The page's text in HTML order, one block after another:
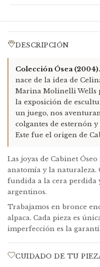
cambio o reembolso.
Devoluciones:Idealmente
recibida la pieza. En
cubrimos nosotras. En
reenvío es a cargo del
Enchapado en oro:El
con el uso. Podemos
info@cabinetoseo.com
tote de gabardina
DESCRIPCIÓN
Colección Ósea (2004).
nace de la idea de
Marina Molinelli Wells
la exposición de
un juego, nos
colgantes de esternón
Este fue el origen de
Las joyas de Cabinet
anatomía y la naturaleza.
fundida a la cera perdida
argentinos.
Trabajamos en bronce
alpaca. Cada pieza es
imperfección es la
CUIDADO DE TU